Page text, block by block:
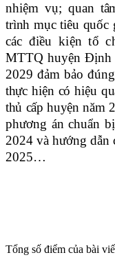
nhiệm vụ;quan
trình mục tiêu quốc
các điều kiện tổ
MTTQ huyện
2029 đảm bảo
thực hiện có hiệu
thủ cấp huyện năm
phương án chuẩn
2024 và hướng dẫn
2025…
Tổng số điểm của bài